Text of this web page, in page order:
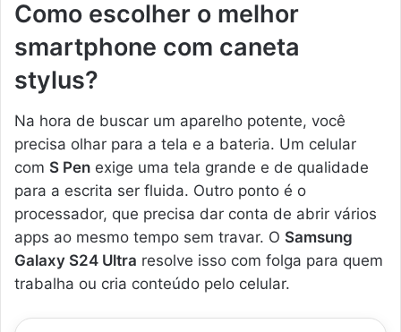
Como escolher o melhor
smartphone com caneta
stylus?
Na hora de buscar um aparelho potente, você
precisa olhar para a tela e a bateria. Um celular
com S Pen exige uma tela grande e de qualidade
para a escrita ser fluida. Outro ponto é o
processador, que precisa dar conta de abrir vários
apps ao mesmo tempo sem travar. O Samsung
Galaxy S24 Ultra resolve isso com folga para quem
trabalha ou cria conteúdo pelo celular.